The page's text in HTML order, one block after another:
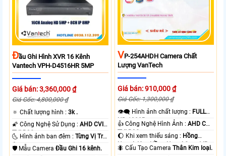
ĐẦu Ghi Hình XVR 16 Kênh
Vantech VPH-D4516HR 5MP
Giá bán: 3,360,000 ₫
Giá Gốc: 4,800,000 ₫
🔅 Chất lượng hình :3k .
🌠 Công Nghệ Sử Dụng :AHD CVI
TVI BCS.
🌜 Hình ảnh ban đêm :Từng Vị Trí
Camera .
🛡 Mẫu CameraĐầu Ghi 16 kênh.
VP-254AHDH Camera Chất
Lượng VanTech
Giá bán: 910,000 ₫
Giá Gốc: 1,300,000 ₫
👁️‍🗨 Hình ảnh chất lượng : FULL
HD 1080P .
👍 Công Nghệ Hình Ảnh :AHD CVI
TVI BCS.
🌔 Khi xem thiếu sáng : Hồng
Ngoại 40m Hồng Ngoại Smart IR.
🐜 Cấu Tạo CameraThân Kim loại.